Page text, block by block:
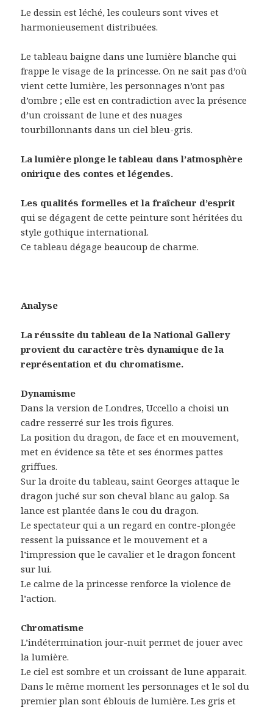
Le dessin est léché, les couleurs sont vives et
harmonieusement distribuées.
Le tableau baigne dans une lumière blanche qui
frappe le visage de la princesse. On ne sait pas d’où
vient cette lumière, les personnages n’ont pas
d’ombre ; elle est en contradiction avec la présence
d’un croissant de lune et des nuages
tourbillonnants dans un ciel bleu-gris.
La lumière plonge le tableau dans l’atmosphère
onirique des contes et légendes.
Les qualités formelles et la fraîcheur d’esprit
qui se dégagent de cette peinture sont héritées du
style gothique international.
Ce tableau dégage beaucoup de charme.
Analyse
La réussite du tableau de la National Gallery
provient du caractère très dynamique de la
représentation et du chromatisme.
Dynamisme
Dans la version de Londres, Uccello a choisi un
cadre resserré sur les trois figures.
La position du dragon, de face et en mouvement,
met en évidence sa tête et ses énormes pattes
griffues.
Sur la droite du tableau, saint Georges attaque le
dragon juché sur son cheval blanc au galop. Sa
lance est plantée dans le cou du dragon.
Le spectateur qui a un regard en contre-plongée
ressent la puissance et le mouvement et a
l’impression que le cavalier et le dragon foncent
sur lui.
Le calme de la princesse renforce la violence de
l’action.
Chromatisme
L’indétermination jour-nuit permet de jouer avec
la lumière.
Le ciel est sombre et un croissant de lune apparait.
Dans le même moment les personnages et le sol du
premier plan sont éblouis de lumière. Les gris et